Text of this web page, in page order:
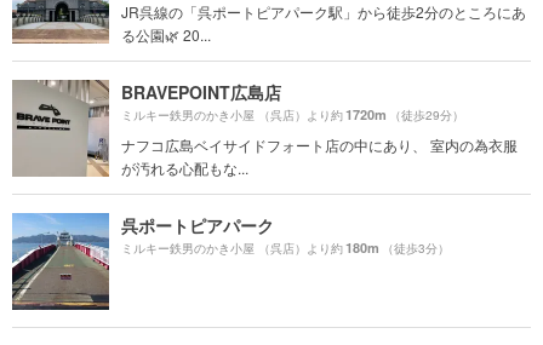
JR呉線の「呉ポートピアパーク駅」から徒歩2分のところにあ
る公園🌿 20...
BRAVEPOINT広島店
ミルキー鉄男のかき小屋 （呉店）より約1720m （徒歩29分）
ナフコ広島ベイサイドフォート店の中にあり、 室内の為衣服
が汚れる心配もな...
呉ポートピアパーク
ミルキー鉄男のかき小屋 （呉店）より約180m （徒歩3分）